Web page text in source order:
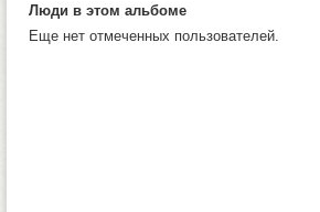
Люди в этом альбоме
Еще нет отмеченных пользователей.